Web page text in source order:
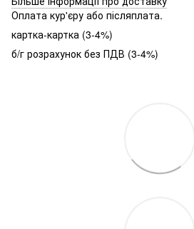
Оплата кур'єру або післяплата.
картка-картка (3-4%)
б/г розрахунок без ПДВ (3-4%)